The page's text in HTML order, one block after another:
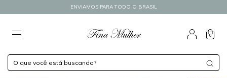
ENVIAMOS PARA TODO O BRASIL
0